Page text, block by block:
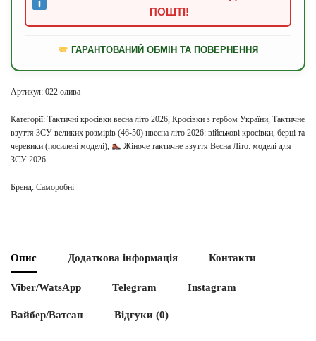
ПОШТІ!
ГАРАНТОВАНИЙ ОБМІН ТА ПОВЕРНЕННЯ
Артикул: 022 олива
Категорії: Тактичні кросівки весна літо 2026, Кросівки з гербом України, Тактичне
взуття ЗСУ великих розмірів (46-50) нвесна літо 2026: військові кросівки, берці та
черевики (посилені моделі),
Жіноче тактичне взуття Весна Літо: моделі для
ЗСУ 2026
Бренд: Саморобні
Опис Додаткова інформація Контакти
Viber/WatsApp Telegram Instagram
Вайбер/Ватсап Відгуки (0)